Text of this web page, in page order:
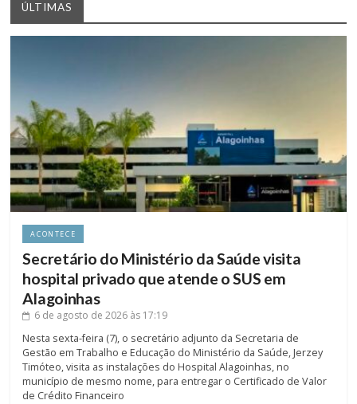
ÚLTIMAS
ACONTECE
Secretário do Ministério da Saúde visita
hospital privado que atende o SUS em
Alagoinhas
6 de agosto de 2026 às 17:19
Nesta sexta-feira (7), o secretário adjunto da Secretaria de
Gestão em Trabalho e Educação do Ministério da Saúde, Jerzey
Timóteo, visita as instalações do Hospital Alagoinhas, no
município de mesmo nome, para entregar o Certificado de Valor
de Crédito Financeiro